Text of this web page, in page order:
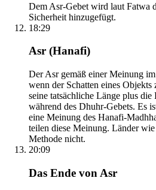
Dem Asr-Gebet wird laut Fatwa
Sicherheit hinzugefügt.
18:29
Asr (Hanafi)
Der Asr gemäß einer Meinung
wenn der Schatten eines
seine tatsächliche Länge plus die
während des Dhuhr-Gebets. Es
eine Meinung des Hanafi-
teilen diese Meinung. Länder
Methode nicht.
20:09
Das Ende von Asr